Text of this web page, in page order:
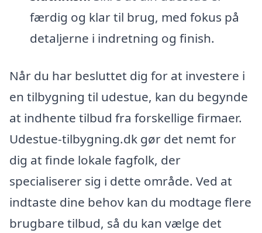
færdig og klar til brug, med fokus på
detaljerne i indretning og finish.
Når du har besluttet dig for at investere i
en tilbygning til udestue, kan du begynde
at indhente tilbud fra forskellige firmaer.
Udestue-tilbygning.dk gør det nemt for
dig at finde lokale fagfolk, der
specialiserer sig i dette område. Ved at
indtaste dine behov kan du modtage flere
brugbare tilbud, så du kan vælge det